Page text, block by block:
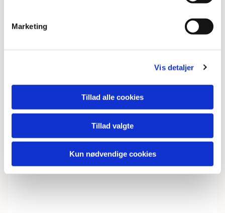
Marketing
Vis detaljer
Tillad alle cookies
Tillad valgte
Kun nødvendige cookies